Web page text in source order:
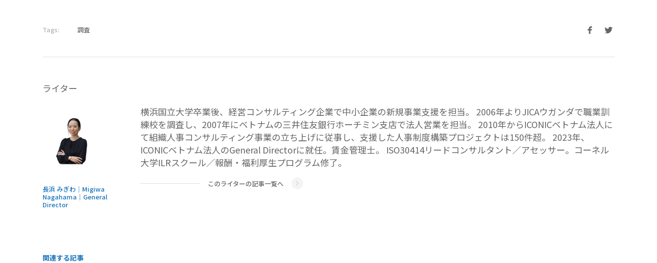
Tags: 調査
ライター
長浜 みぎわ｜Migiwa
Nagahama｜General
Director
横浜国立大学卒業後、経営コンサルティング企業で中小企業の新規事業支援を担当。 2006年よりJICAウガンダで職業訓
練校を調査し、2007年にベトナムの三井住友銀行ホーチミン支店で法人営業を担当。 2010年からICONICベトナム法人に
て組織人事コンサルティング事業の立ち上げに従事し、支援した人事制度構築プロジェクトは150件超。 2023年、
ICONICベトナム法人のGeneral Directorに就任。賃金管理士。 ISO30414リードコンサルタント／アセッサー。コーネル
大学ILRスクール／報酬・福利厚生プログラム修了。
このライターの記事一覧へ
関連する記事